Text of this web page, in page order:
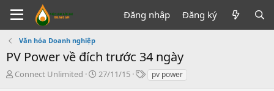
Đăng nhập Đăng ký
Văn hóa Doanh nghiệp
PV Power về đích trước 34 ngày
T
Connect Unlimited
N
27/11/15
Tpv power